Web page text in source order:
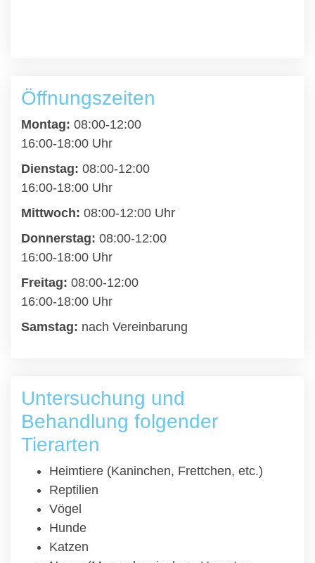
Öffnungszeiten
Montag: 08:00-12:00
16:00-18:00 Uhr
Dienstag: 08:00-12:00
16:00-18:00 Uhr
Mittwoch: 08:00-12:00 Uhr
Donnerstag: 08:00-12:00
16:00-18:00 Uhr
Freitag: 08:00-12:00
16:00-18:00 Uhr
Samstag: nach Vereinbarung
Untersuchung und
Behandlung folgender
Tierarten
Heimtiere (Kaninchen, Frettchen, etc.)
Reptilien
Vögel
Hunde
Katzen